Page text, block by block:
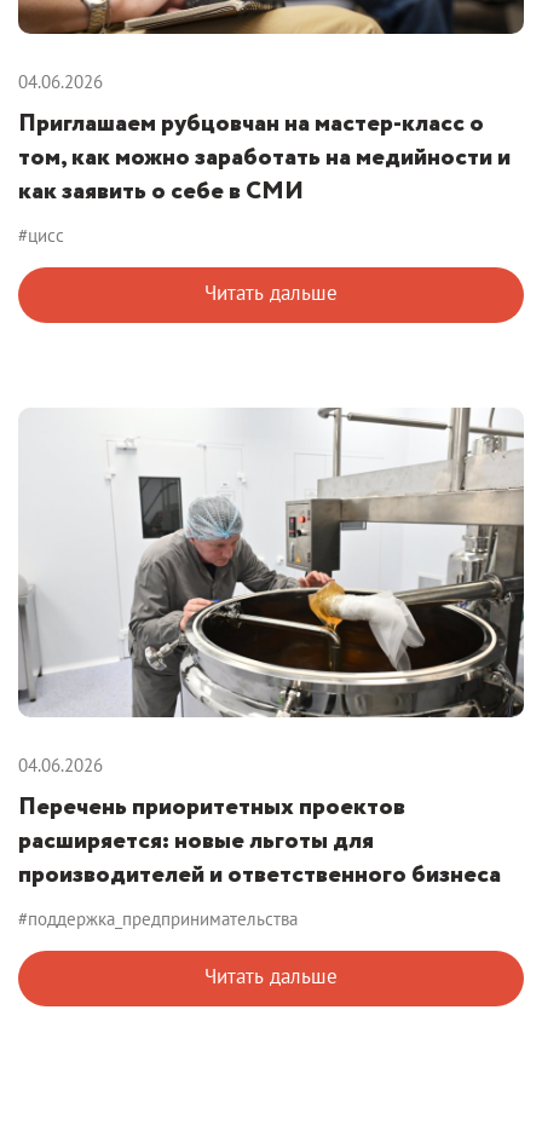
04.06.2026
Приглашаем рубцовчан на мастер-класс о
том, как можно заработать на медийности и
как заявить о себе в СМИ
#цисс
Читать дальше
04.06.2026
Перечень приоритетных проектов
расширяется: новые льготы для
производителей и ответственного бизнеса
#поддержка_предпринимательства
Читать дальше